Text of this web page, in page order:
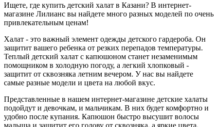
Ищете, где купить детский халат в Казани? В интернет-
магазине Лилианс вы найдете много разных моделей по очень
привлекательным ценам!
Халат - это важный элемент одежды детского гардероба. Он
защитит вашего ребенка от резких перепадов температуры.
Теплый детский халат с капюшоном станет незаменимым
помощником в холодную погоду, а легкий хлопковый -
защитит от сквозняка летним вечером. У нас вы найдете
самые разные модели и цвета на любой вкус.
Представленные в нашем интернет-магазине детские халаты
подойдут и девочкам, и мальчикам. В них будет комфортно и
удобно после купания. Капюшон быстро высушит волосы
малыша и защитит его голову от сквозняка, а яркие цвета,